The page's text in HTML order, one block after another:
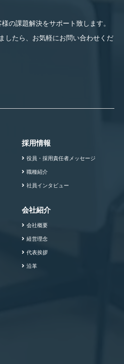
の課題解決をサポート致します。
したら、お気軽にお問い合わせくだ
採用情報
役員・採用責任者メッセージ
職種紹介
社員インタビュー
会社紹介
会社概要
経営理念
代表挨拶
沿革